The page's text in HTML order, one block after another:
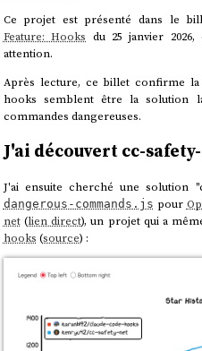
Ce projet est présenté dans le
Feature: Hooks du 25 janvier
attention.
Après lecture, ce billet confirme
hooks semblent être la solution
commandes dangereuses.
J'ai découvert cc-
J'ai ensuite cherché une solution
dangerous-commands.js pour
net(lien direct), un projet qui a
hooks (source) :